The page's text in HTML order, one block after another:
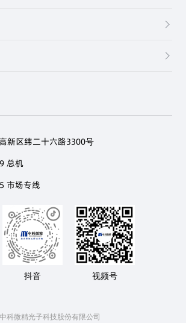
新区纬二十六路3300号
总机
市场专线
抖音 视频号
科微精光子科技股份有限公司